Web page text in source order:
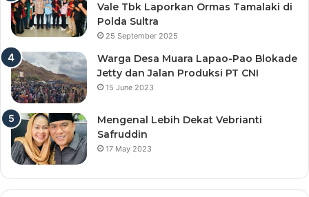
Vale Tbk Laporkan Ormas Tamalaki di
Polda Sultra
25 September 2025
Warga Desa Muara Lapao-Pao Blokade
Jetty dan Jalan Produksi PT CNI
15 June 2023
Mengenal Lebih Dekat Vebrianti
Safruddin
17 May 2023